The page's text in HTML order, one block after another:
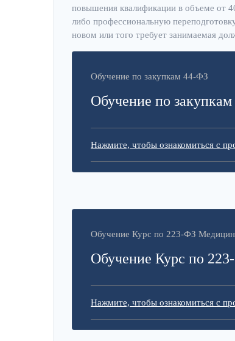
повышения квалификации в объеме от
либо профессиональную
новом или того требует занимаемая
Обучение по закупкам 44-ФЗ
Обучение по
Нажмите, чтобы ознакомиться с
Обучение Курс по 223-ФЗ
Обучение Курс по
Нажмите, чтобы ознакомиться с